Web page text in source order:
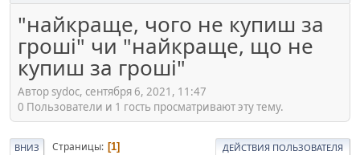
"найкраще, чого не купиш за
гроші" чи "найкраще, що не
купиш за гроші"
Автор sydoc, сентября 6, 2021, 11:47
0 Пользователи и 1 гость просматривают эту тему.
ВНИЗ Страницы 1 ДЕЙСТВИЯ ПОЛЬЗОВАТЕЛЯ